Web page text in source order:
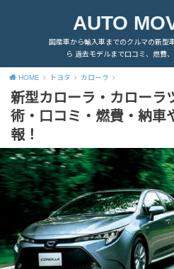
AUTO
国産車から輸入車までのクルマの新型
ら 過去モデルまで口コミ、燃費
HOME トヨタ カローラ
新型カローラ・カローラ
術・口コミ・燃費・納車
報！